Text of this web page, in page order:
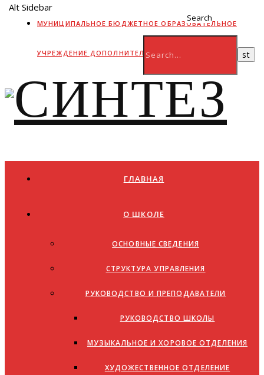
МУНИЦИПАЛЬНОЕ БЮДЖЕТНОЕ ОБРАЗОВАТЕЛЬНОЕ
УЧРЕЖДЕНИЕ ДОПОЛНИТЕЛЬНОГО ОБРАЗОВАНИЯ
Alt Sidebar
Search
ГЛАВНАЯ
О ШКОЛЕ
ОСНОВНЫЕ СВЕДЕНИЯ
СТРУКТУРА УПРАВЛЕНИЯ
РУКОВОДСТВО И ПРЕПОДАВАТЕЛИ
РУКОВОДСТВО ШКОЛЫ
МУЗЫКАЛЬНОЕ И ХОРОВОЕ ОТДЕЛЕНИЯ
ХУДОЖЕСТВЕННОЕ ОТДЕЛЕНИЕ